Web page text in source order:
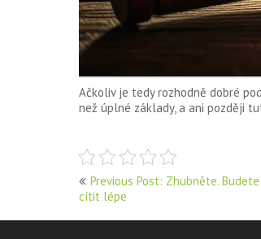
Ačkoliv je tedy rozhodně dobré
než úplné základy, a ani později
Navigace
pro
Previous Post: Zhubněte.
cítit lépe